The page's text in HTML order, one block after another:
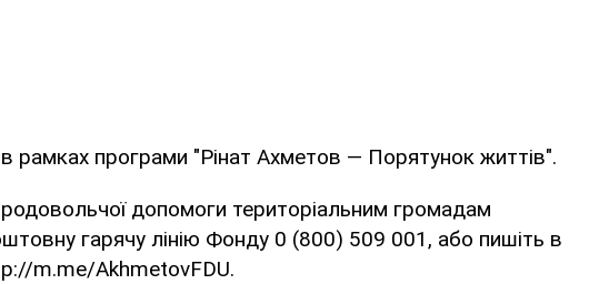
рамках програми "Рінат Ахметов — Порятунок життів".
допомоги територіальним громадам
гарячу лінію Фонду 0 (800) 509 001, або пишіть в
m.me/AkhmetovFDU.